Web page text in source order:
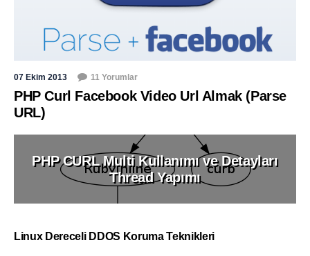
07 Ekim 2013 11 Yorumlar
PHP Curl Facebook Video Url Almak (Parse
URL)
PHP CURL Multi Kullanımı ve Detayları
Thread Yapımı
Linux Dereceli DDOS Koruma Teknikleri